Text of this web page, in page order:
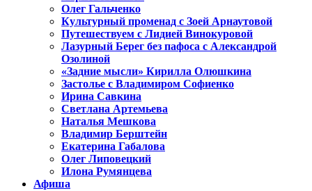
Олег Гальченко
Культурный променад с Зоей Арнаутовой
Путешествуем с Лидией Винокуровой
Лазурный Берег без пафоса с Александрой
Озолиной
«Задние мысли» Кирилла Олюшкина
Застолье с Владимиром Софиенко
Ирина Савкина
Светлана Артемьева
Наталья Мешкова
Владимир Берштейн
Екатерина Габалова
Олег Липовецкий
Илона Румянцева
Афиша